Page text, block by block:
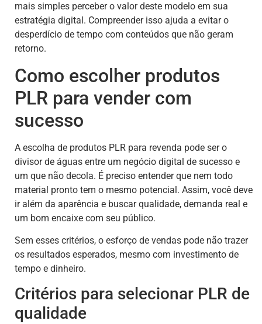
mais simples perceber o valor deste modelo em sua
estratégia digital. Compreender isso ajuda a evitar o
desperdício de tempo com conteúdos que não geram
retorno.
Como escolher produtos
PLR para vender com
sucesso
A escolha de produtos PLR para revenda pode ser o
divisor de águas entre um negócio digital de sucesso e
um que não decola. É preciso entender que nem todo
material pronto tem o mesmo potencial. Assim, você deve
ir além da aparência e buscar qualidade, demanda real e
um bom encaixe com seu público.
Sem esses critérios, o esforço de vendas pode não trazer
os resultados esperados, mesmo com investimento de
tempo e dinheiro.
Critérios para selecionar PLR de
qualidade